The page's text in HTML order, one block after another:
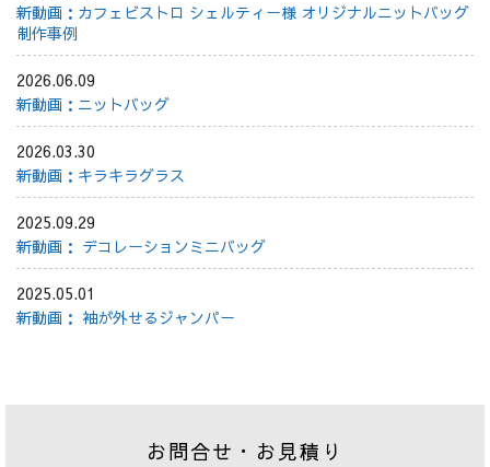
新動画：カフェビストロ シェルティー様 オリジナルニットバッグ
制作事例
2026.06.09
新動画：ニットバッグ
2026.03.30
新動画：キラキラグラス
2025.09.29
新動画： デコレーションミニバッグ
2025.05.01
新動画： 袖が外せるジャンパー
お問合せ・お見積り